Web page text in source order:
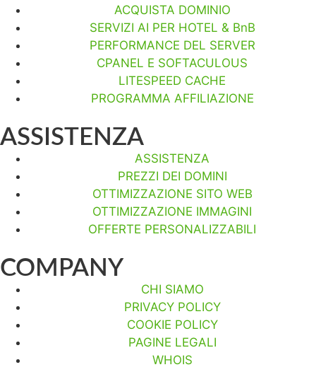
ACQUISTA DOMINIO
SERVIZI AI PER HOTEL & BnB
PERFORMANCE DEL SERVER
CPANEL E SOFTACULOUS
LITESPEED CACHE
PROGRAMMA AFFILIAZIONE
ASSISTENZA
ASSISTENZA
PREZZI DEI DOMINI
OTTIMIZZAZIONE SITO WEB
OTTIMIZZAZIONE IMMAGINI
OFFERTE PERSONALIZZABILI
COMPANY
CHI SIAMO
PRIVACY POLICY
COOKIE POLICY
PAGINE LEGALI
WHOIS